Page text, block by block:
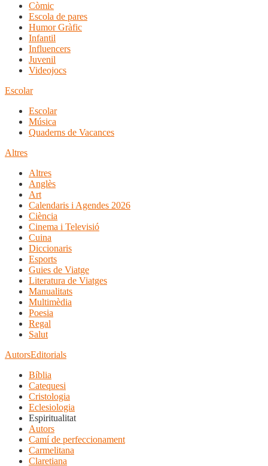
Còmic
Escola de pares
Humor Gràfic
Infantil
Influencers
Juvenil
Videojocs
Escolar
Escolar
Música
Quaderns de Vacances
Altres
Altres
Anglès
Art
Calendaris i Agendes 2026
Ciència
Cinema i Televisió
Cuina
Diccionaris
Esports
Guies de Viatge
Literatura de Viatges
Manualitats
Multimèdia
Poesia
Regal
Salut
AutorsEditorials
Bíblia
Catequesi
Cristologia
Eclesiologia
Espiritualitat
Autors
Camí de perfeccionament
Carmelitana
Claretiana